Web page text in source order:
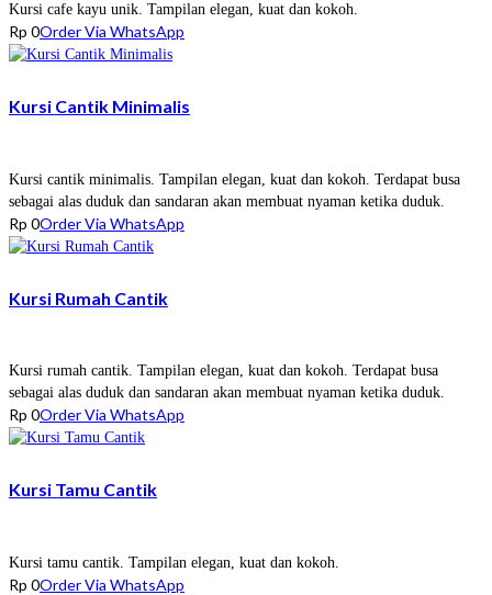
Kursi cafe kayu unik. Tampilan elegan, kuat dan kokoh.
Rp 0Order Via WhatsApp
Kursi Cantik Minimalis
Kursi cantik minimalis. Tampilan elegan, kuat dan kokoh. Terdapat busa
sebagai alas duduk dan sandaran akan membuat nyaman ketika duduk.
Rp 0Order Via WhatsApp
Kursi Rumah Cantik
Kursi rumah cantik. Tampilan elegan, kuat dan kokoh. Terdapat busa
sebagai alas duduk dan sandaran akan membuat nyaman ketika duduk.
Rp 0Order Via WhatsApp
Kursi Tamu Cantik
Kursi tamu cantik. Tampilan elegan, kuat dan kokoh.
Rp 0Order Via WhatsApp